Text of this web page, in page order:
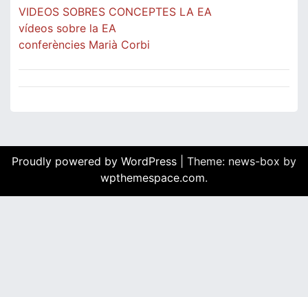
VIDEOS SOBRES CONCEPTES LA EA
vídeos sobre la EA
conferències Marià Corbi
Proudly powered by WordPress
Theme: news-box by
wpthemespace.com.